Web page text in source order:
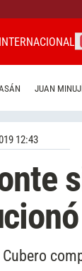
INTERNACIONAL
JUAN
12:43